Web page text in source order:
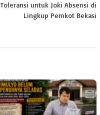
Toleransi untuk Joki Absensi di
Lingkup Pemkot Bekasi